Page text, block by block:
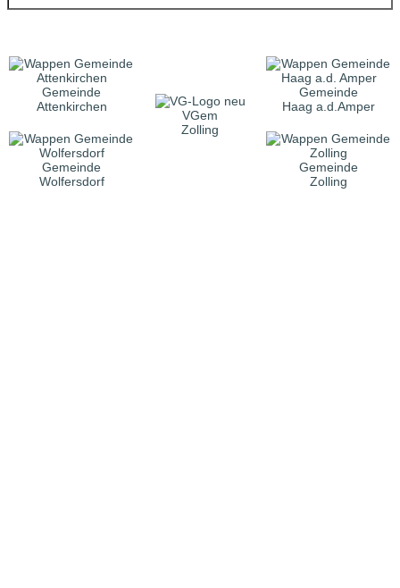
Gemeinde
Attenkirchen
VGem
Zolling
Gemeinde
Haag a.d.Amper
Gemeinde
Wolfersdorf
Gemeinde
Zolling